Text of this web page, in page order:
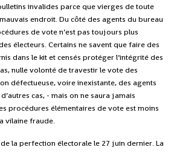
invalides parce que vierges de toute
endroit. Du côté des agents du bureau
de vote n’est pas toujours plus
électeurs. Certains ne savent que faire des
dans le kit et censés protéger l’intégrité des
nulle volonté de travestir le vote des
défectueuse, voire inexistante, des agents
cas, - mais on ne saura jamais
procédures élémentaires de vote est moins
vilaine fraude.
la perfection électorale le 27 juin dernier. La